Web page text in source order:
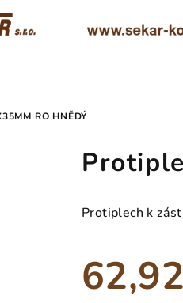
RO HNĚDÝ
Protiplech k